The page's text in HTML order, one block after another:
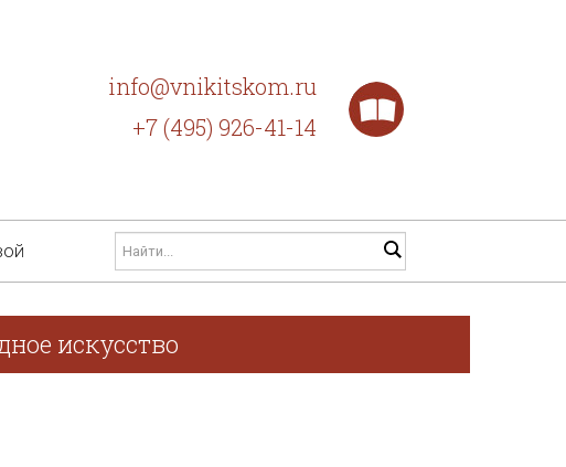
info@vnikitskom.ru
+7 (495) 926-41-14
искусство